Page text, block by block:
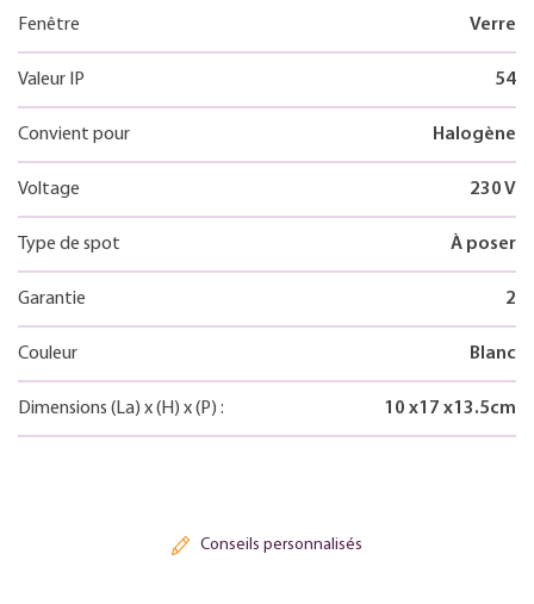
Fenêtre Verre
Valeur IP 54
Convient pour Halogène
Voltage 230 V
Type de spot À poser
Garantie 2
Couleur Blanc
Dimensions (La) x(H) x(P) : 10 x17 x13.5cm
Conseils personnalisés